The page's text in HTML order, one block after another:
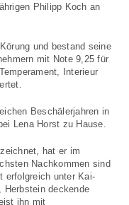
Philipp Koch an
und bestand seine
mit Note 9,25 für
Interieur
Beschälerjahren in
Lena Horst zu Hause.
hat er im
Nachkommen sind
erfolgreich unter Kai-
Herbstein deckende
ihn mit